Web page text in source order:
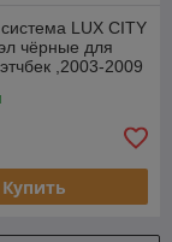
LUX CITY
чёрные для
,2003-2009
Купить